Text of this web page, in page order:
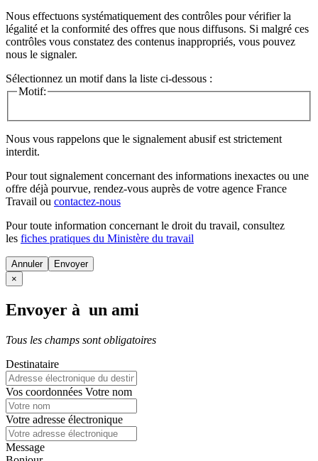
Nous effectuons systématiquement des contrôles pour vérifier la
légalité et la conformité des offres que nous diffusons. Si malgré ces
contrôles vous constatez des contenus inappropriés, vous pouvez
nous le signaler.
Sélectionnez un motif dans la liste ci-dessous :
Motif:
Nous vous rappelons que le signalement abusif est strictement
interdit.
Pour tout signalement concernant des informations inexactes ou une
offre déjà pourvue, rendez-vous auprès de votre agence France
Travail ou contactez-nous
Pour toute information concernant le droit du travail, consultez
les fiches pratiques du Ministère du travail
Annuler
×
Envoyer à un ami
Tous les champs sont obligatoires
Destinataire
Vos coordonnées Votre nom
Votre adresse électronique
Message